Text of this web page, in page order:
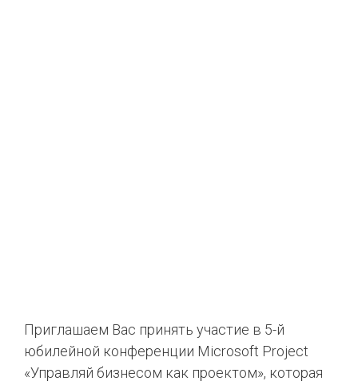
Приглашаем Вас принять участие в 5-й
юбилейной конференции Microsoft Project
«Управляй бизнесом как проектом», которая